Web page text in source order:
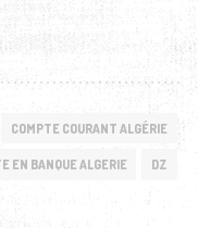
COMPTE COURANT ALGÉRIE
EN BANQUE ALGERIE DZ